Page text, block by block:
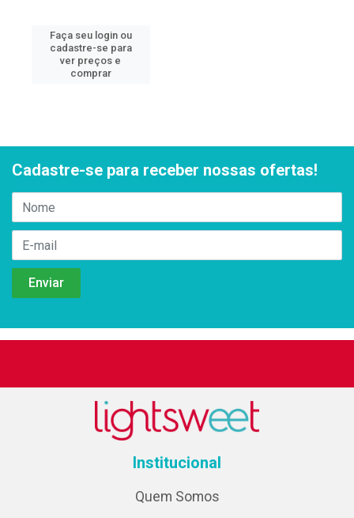
Faça seu login ou
cadastre-se para
ver preços e
comprar
Cadastre-se para receber nossas ofertas!
Institucional
Quem Somos